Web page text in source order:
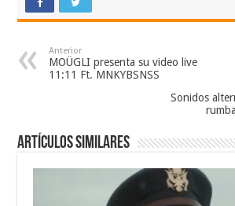
Anterior
MOÜGLI presenta su video live
11:11 Ft. MNKYBSNSS
Sonidos
Artículos similares